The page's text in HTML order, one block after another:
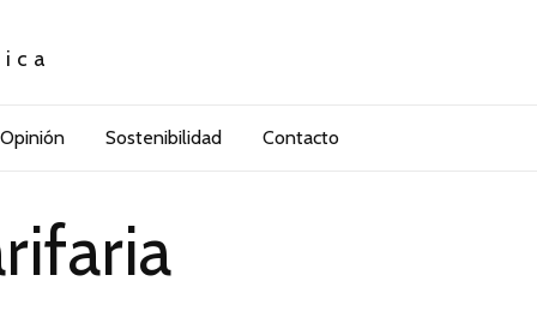
Opinión Sostenibilidad Contacto